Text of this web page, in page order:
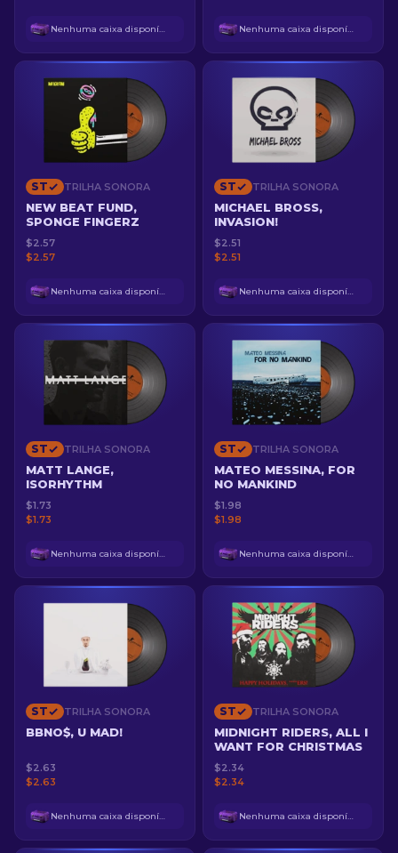
Nenhuma caixa disponível Nenhuma caixa disponível
ST TRILHA SONORA
NEW BEAT FUND,
SPONGE FINGERZ
$2.57
$2.57
Nenhuma caixa disponível
ST TRILHA SONORA
MICHAEL BROSS,
INVASION!
$2.51
$2.51
Nenhuma caixa disponível
ST TRILHA SONORA
MATT LANGE,
ISORHYTHM
$1.73
$1.73
Nenhuma caixa disponível
ST TRILHA SONORA
MATEO MESSINA, FOR
NO MANKIND
$1.98
$1.98
Nenhuma caixa disponível
ST TRILHA SONORA
BBNO$, U MAD!
$2.63
$2.63
Nenhuma caixa disponível
ST TRILHA SONORA
MIDNIGHT RIDERS, ALL I
WANT FOR CHRISTMAS
$2.34
$2.34
Nenhuma caixa disponível